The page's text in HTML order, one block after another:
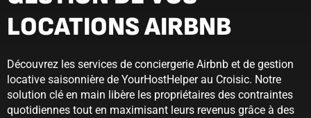
LOCATIONS AIRBNB
Découvrez les services de conciergerie Airbnb et de gestion
locative saisonnière de YourHostHelper au Croisic. Notre
solution clé en main libère les propriétaires des contraintes
quotidiennes tout en maximisant leurs revenus grâce à des